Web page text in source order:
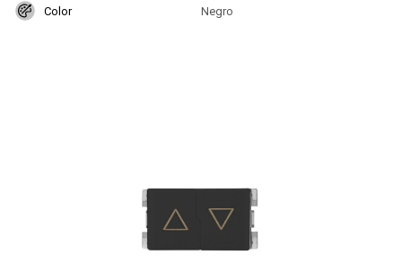
Color Negro